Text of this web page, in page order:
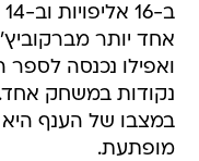
אחד יותר
נקודות במשחק
במצבו של הענף
מופתעת.